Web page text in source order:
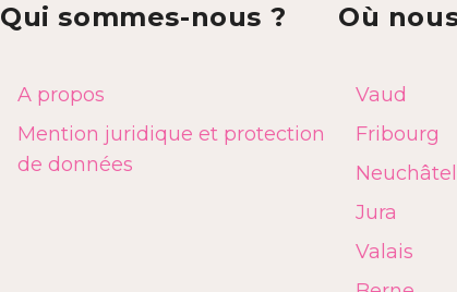
Qui sommes-nous ?
A propos
Mention juridique et protection
de données
Où
Vaud
Fribourg
Neuchâtel
Jura
Valais